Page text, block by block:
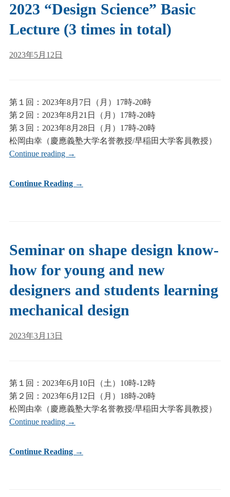
2023 “Design Science” Basic
Lecture (3 times in total)
2023年5月12日
第１回：2023年8月7日（月）17時-20時
第２回：2023年8月21日（月）17時-20時
第３回：2023年8月28日（月）17時-20時
松岡由幸（慶應義塾大学名誉教授/早稲田大学客員教授）
Continue reading →
Continue Reading →
Seminar on shape design know-
how for young and new
designers and students learning
mechanical design
2023年3月13日
第１回：2023年6月10日（土）10時-12時
第２回：2023年6月12日（月）18時-20時
松岡由幸（慶應義塾大学名誉教授/早稲田大学客員教授）
Continue reading →
Continue Reading →